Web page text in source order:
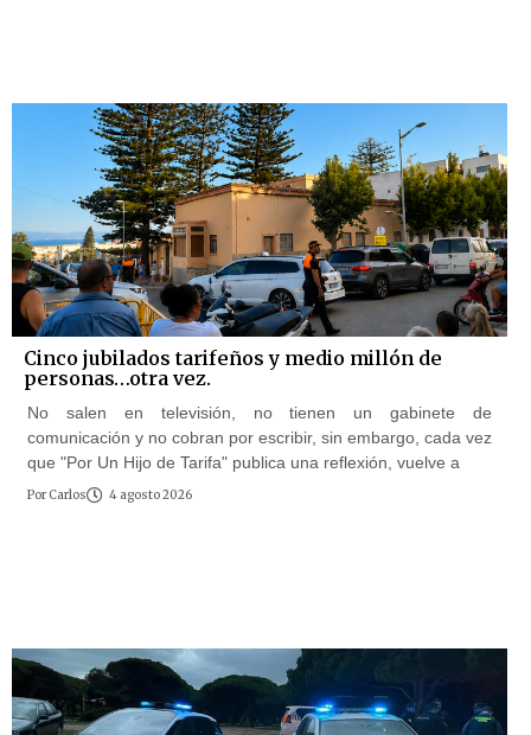
Cinco jubilados tarifeños y medio millón de
personas…otra vez.
No salen en televisión, no tienen un gabinete de
comunicación y no cobran por escribir, sin embargo, cada vez
que "Por Un Hijo de Tarifa" publica una reflexión, vuelve a
Por Carlos 4 agosto 2026